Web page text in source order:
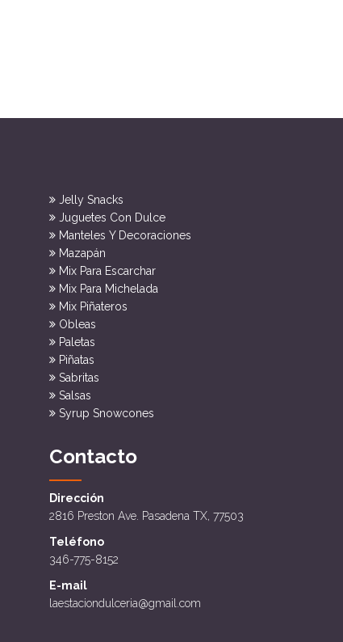
Jelly Snacks
Juguetes Con Dulce
Manteles Y Decoraciones
Mazapán
Mix Para Escarchar
Mix Para Michelada
Mix Piñateros
Obleas
Paletas
Piñatas
Sabritas
Salsas
Syrup Snowcones
Contacto
Dirección
2816 Preston Ave. Pasadena TX, 77503
Teléfono
346-775-8152
E-mail
laestaciondulceria@gmail.com